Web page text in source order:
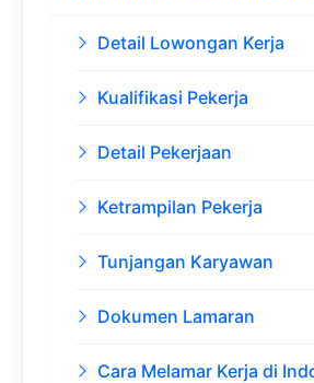
Detail Lowongan Kerja
Kualifikasi Pekerja
Detail Pekerjaan
Ketrampilan Pekerja
Tunjangan Karyawan
Dokumen Lamaran
Cara Melamar Kerja di